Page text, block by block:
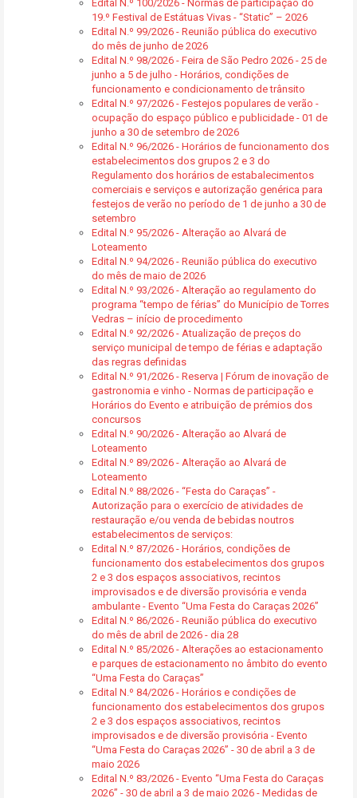
Edital N.º 100/2026 - Normas de participação do
19.º Festival de Estátuas Vivas - “Static” – 2026
Edital N.º 99/2026 - Reunião pública do executivo
do mês de junho de 2026
Edital N.º 98/2026 - Feira de São Pedro 2026 - 25 de
junho a 5 de julho - Horários, condições de
funcionamento e condicionamento de trânsito
Edital N.º 97/2026 - Festejos populares de verão -
ocupação do espaço público e publicidade - 01 de
junho a 30 de setembro de 2026
Edital N.º 96/2026 - Horários de funcionamento dos
estabelecimentos dos grupos 2 e 3 do
Regulamento dos horários de estabalecimentos
comerciais e serviços e autorização genérica para
festejos de verão no período de 1 de junho a 30 de
setembro
Edital N.º 95/2026 - Alteração ao Alvará de
Loteamento
Edital N.º 94/2026 - Reunião pública do executivo
do mês de maio de 2026
Edital N.º 93/2026 - Alteração ao regulamento do
programa “tempo de férias” do Município de Torres
Vedras – início de procedimento
Edital N.º 92/2026 - Atualização de preços do
serviço municipal de tempo de férias e adaptação
das regras definidas
Edital N.º 91/2026 - Reserva | Fórum de inovação de
gastronomia e vinho - Normas de participação e
Horários do Evento e atribuição de prémios dos
concursos
Edital N.º 90/2026 - Alteração ao Alvará de
Loteamento
Edital N.º 89/2026 - Alteração ao Alvará de
Loteamento
Edital N.º 88/2026 - “Festa do Caraças” -
Autorização para o exercício de atividades de
restauração e/ou venda de bebidas noutros
estabelecimentos de serviços:
Edital N.º 87/2026 - Horários, condições de
funcionamento dos estabelecimentos dos grupos
2 e 3 dos espaços associativos, recintos
improvisados e de diversão provisória e venda
ambulante - Evento “Uma Festa do Caraças 2026”
Edital N.º 86/2026 - Reunião pública do executivo
do mês de abril de 2026 - dia 28
Edital N.º 85/2026 - Alterações ao estacionamento
e parques de estacionamento no âmbito do evento
“Uma Festa do Caraças”
Edital N.º 84/2026 - Horários e condições de
funcionamento dos estabelecimentos dos grupos
2 e 3 dos espaços associativos, recintos
improvisados e de diversão provisória - Evento
“Uma Festa do Caraças 2026” - 30 de abril a 3 de
maio 2026
Edital N.º 83/2026 - Evento “Uma Festa do Caraças
2026” - 30 de abril a 3 de maio 2026 - Medidas de